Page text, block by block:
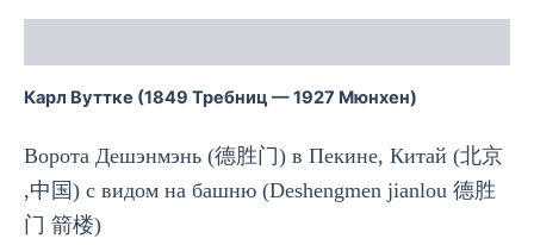
Карл Вуттке (1849 Требниц — 1927 Мюнхен)
Ворота Дешэнмэнь (德胜门) в Пекине, Китай (北京
,中国) с видом на башню (Deshengmen jianlou 德胜
门 箭楼)